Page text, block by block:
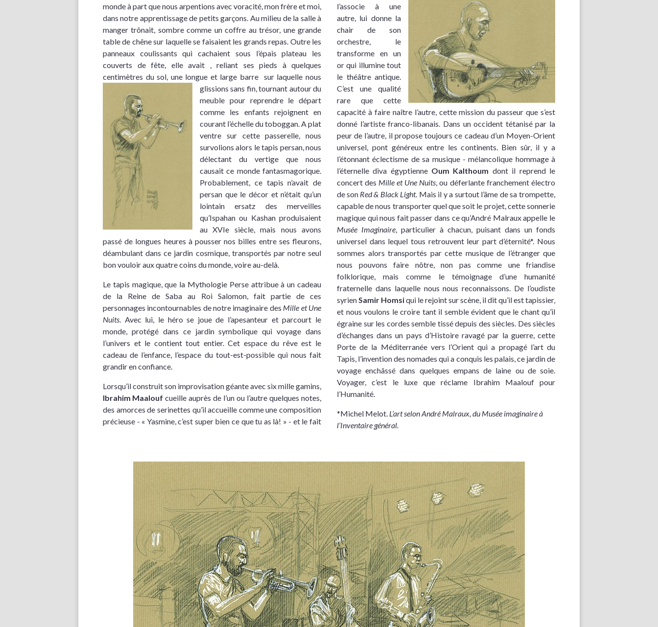
monde à part que nous arpentions avec voracité, mon frère et moi,
dans notre apprentissage de petits garçons. Au milieu de la salle à
manger trônait, sombre comme un coffre au trésor, une grande
table de chêne sur laquelle se faisaient les grands repas. Outre les
panneaux coulissants qui cachaient sous l’épais plateau les
couverts de fête, elle avait , reliant ses pieds à quelques
centimètres du sol, une longue et large barre sur laquelle nous
glissions sans fin, tournant autour du
meuble pour reprendre le départ
comme les enfants rejoignent en
courant l’échelle du toboggan. A plat
ventre sur cette passerelle, nous
survolions alors le tapis persan, nous
délectant du vertige que nous
causait ce monde fantasmagorique.
Probablement, ce tapis n’avait de
persan que le décor et n’était qu’un
lointain ersatz des merveilles
qu’Ispahan ou Kashan produisaient
au XVIe siècle, mais nous avons
passé de longues heures à pousser nos billes entre ses fleurons,
déambulant dans ce jardin cosmique, transportés par notre seul
bon vouloir aux quatre coins du monde, voire au-delà.
Le tapis magique, que la Mythologie Perse attribue à un cadeau
de la Reine de Saba au Roi Salomon, fait partie de ces
personnages incontournables de notre imaginaire des Mille et Une
Nuits. Avec lui, le héro se joue de l’apesanteur et parcourt le
monde, protégé dans ce jardin symbolique qui voyage dans
l’univers et le contient tout entier. Cet espace du rêve est le
cadeau de l’enfance, l’espace du tout-est-possible qui nous fait
grandir en confiance.
Lorsqu’il construit son improvisation géante avec six mille gamins,
Ibrahim Maalouf cueille auprès de l’un ou l’autre quelques notes,
des amorces de serinettes qu’il accueille comme une composition
précieuse - « Yasmine, c’est super bien ce que tu as là! » - et le fait
l’associe à une
autre, lui donne la
chair de son
orchestre, le
transforme en un
or qui illumine tout
le théâtre antique.
C’est une qualité
rare que cette
capacité à faire naître l’autre, cette mission du passeur que s’est
donné l’artiste franco-libanais. Dans un occident tétanisé par la
peur de l’autre, il propose toujours ce cadeau d’un Moyen-Orient
universel, pont généreux entre les continents. Bien sûr, il y a
l’étonnant éclectisme de sa musique - mélancolique hommage à
l’éternelle diva égyptienne Oum Kalthoum dont il reprend le
concert des Mille et Une Nuits, ou déferlante franchement électro
de son Red & Black Light. Mais il y a surtout l’âme de sa trompette,
capable de nous transporter quel que soit le projet, cette sonnerie
magique qui nous fait passer dans ce qu’André Malraux appelle le
Musée Imaginaire, particulier à chacun, puisant dans un fonds
universel dans lequel tous retrouvent leur part d’éternité*. Nous
sommes alors transportés par cette musique de l’étranger que
nous pouvons faire nôtre, non pas comme une friandise
folklorique, mais comme le témoignage d’une humanité
fraternelle dans laquelle nous nous reconnaissons. De l’oudiste
syrienSamir Homsiqui le rejoint sur scène, il dit qu’il est tapissier,
et nous voulons le croire tant il semble évident que le chant qu’il
égraine sur les cordes semble tissé depuis des siècles. Des siècles
d’échanges dans un pays d’Histoire ravagé par la guerre, cette
Porte de la Méditerranée vers l’Orient qui a propagé l’art du
Tapis, l’invention des nomades qui a conquis les palais, ce jardin de
voyage enchâssé dans quelques empans de laine ou de soie.
Voyager, c’est le luxe que réclame Ibrahim Maalouf pour
l’Humanité.
*Michel Melot. L’art selon André Malraux, du Musée imaginaire à
l’Inventaire général.